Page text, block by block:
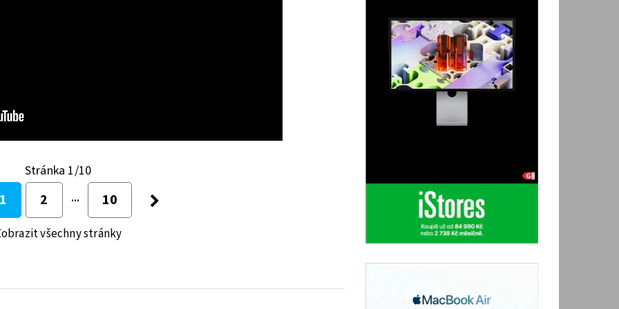
2 10
Stránka 1/10
všechny stránky